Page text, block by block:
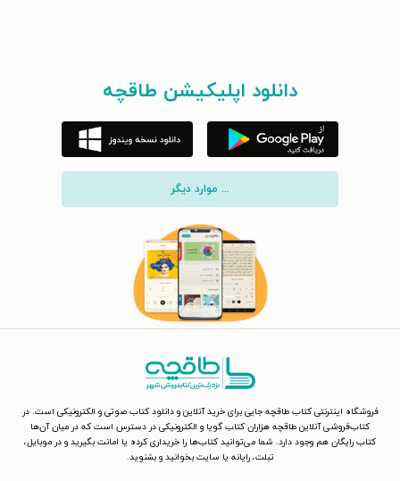
دانلود اپلیکیشن طاقچه
... موارد دیگر
فروشگاه اینترنتی کتاب طاقچه جایی برای خرید آنلاین و دانلود کتاب صوتی و الکترونیکی است. در
کتاب‌فروشی آنلاین طاقچه هزاران کتاب گویا و الکترونیکی در دسترس است که در میان آن‌ها
کتاب رایگان هم وجود دارد. شما می‌توانید کتاب‌ها را خریداری کرده یا امانت بگیرید و در موبایل،
تبلت، رایانه یا سایت بخوانید و بشنوید.